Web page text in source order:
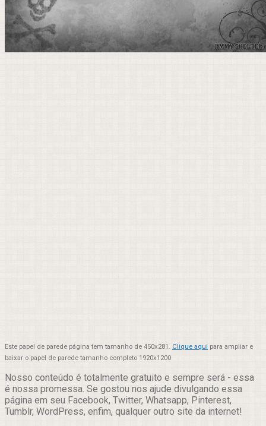
Este papel de parede página tem tamanho de 450x281. Clique aqui para ampliar e
baixar o papel de parede tamanho completo 1920x1200
Nosso conteúdo é totalmente gratuito e sempre será - essa
é nossa promessa. Se gostou nos ajude divulgando essa
página em seu Facebook, Twitter, Whatsapp, Pinterest,
Tumblr, WordPress, enfim, qualquer outro site da internet!